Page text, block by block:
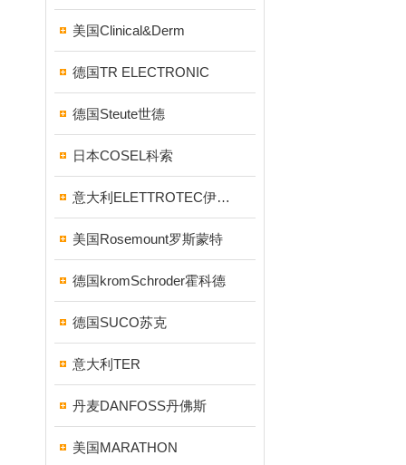
美国Clinical&Derm
德国TR ELECTRONIC
德国Steute世德
日本COSEL科索
意大利ELETTROTEC伊莱科
美国Rosemount罗斯蒙特
德国kromSchroder霍科德
德国SUCO苏克
意大利TER
丹麦DANFOSS丹佛斯
美国MARATHON